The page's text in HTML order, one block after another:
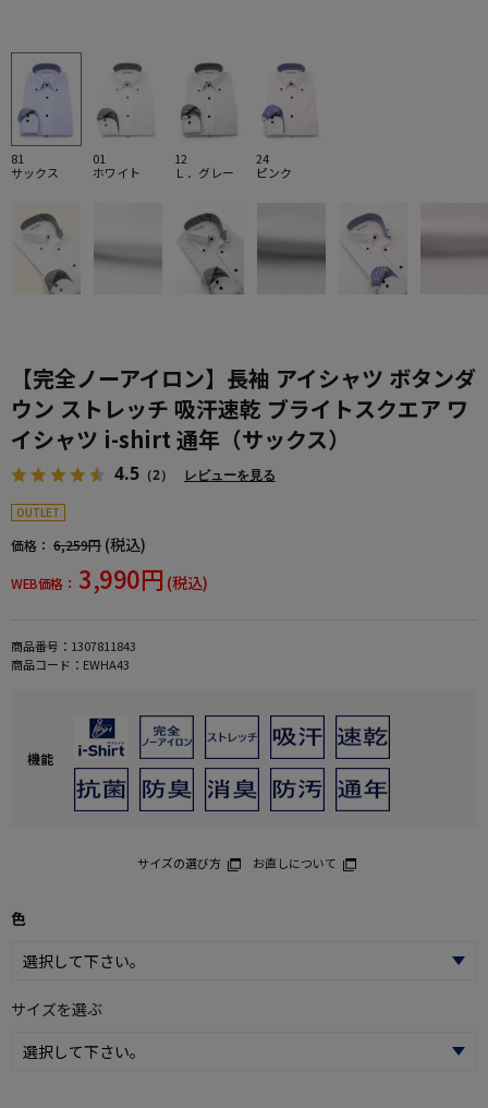
81
サックス
01
ホワイト
12
Ｌ．グレー
24
ピンク
【完全ノーアイロン】長袖 アイシャツ ボタンダ
ウン ストレッチ 吸汗速乾 ブライトスクエア ワ
イシャツ i-shirt 通年（サックス）
4.5 （2） レビューを見る
OUTLET
価格： 6,259円 (税込)
WEB価格： 3,990円 (税込)
商品番号： 1307811843
商品コード： EWHA43
機能
サイズの選び方 お直しについて
色
サイズを選ぶ